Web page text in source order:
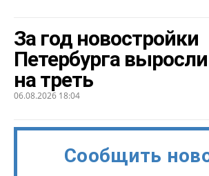
За год новостройки
Петербурга
на треть
06.08.2026 18:04
Сообщить